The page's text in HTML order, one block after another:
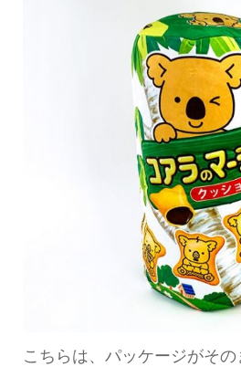
こちらは、パッケージがそ